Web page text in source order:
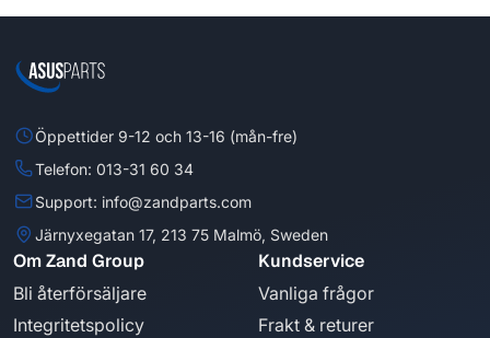
Öppettider 9-12 och 13-16 (mån-fre)
Telefon: 013-31 60 34
Support: info@zandparts.com
Järnyxegatan 17, 213 75 Malmö, Sweden
Om Zand Group
Bli återförsäljare
Integritetspolicy
Kundservice
Vanliga frågor
Frakt & returer